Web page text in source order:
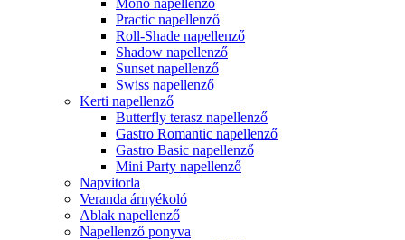
Mono napellenző
Practic napellenző
Roll-Shade napellenző
Shadow napellenző
Sunset napellenző
Swiss napellenző
Kerti napellenző
Butterfly terasz napellenző
Gastro Romantic napellenző
Gastro Basic napellenző
Mini Party napellenző
Napvitorla
Veranda árnyékoló
Ablak napellenző
Napellenző ponyva